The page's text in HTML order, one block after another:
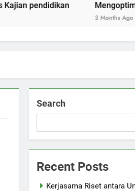
Mengoptimalkan
3 Months Ago
Search
Recent Posts
Kerjasama Riset antara